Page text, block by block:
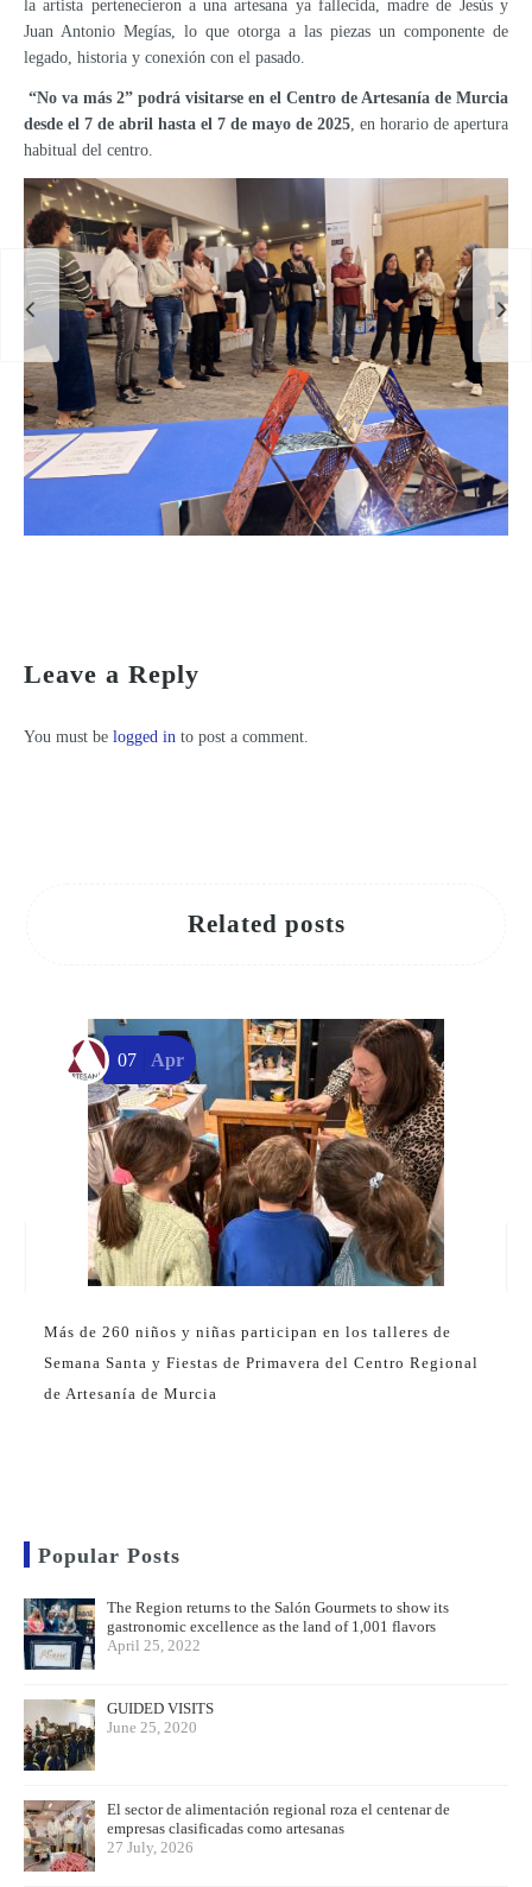
la artista pertenecieron a una artesana ya fallecida, madre de Jesús y
Juan Antonio Megías, lo que otorga a las piezas un componente de
legado, historia y conexión con el pasado.
“No va más 2” podrá visitarse en el Centro de Artesanía de Murcia
desde el 7 de abril hasta el 7 de mayo de 2025 , en horario de apertura
habitual del centro.
Leave a Reply
You must be logged in to post a comment.
Related posts
Más de 260 niños y niñas participan en los talleres de
Semana Santa y Fiestas de Primavera del Centro Regional
de Artesanía de Murcia
07 Apr
Popular Posts
The Region returns to the Salón Gourmets to show its
gastronomic excellence as the land of 1,001 flavors
April 25, 2022
GUIDED VISITS
June 25, 2020
El sector de alimentación regional roza el centenar de
empresas clasificadas como artesanas
27 July, 2026